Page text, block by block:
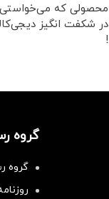
محصولی که
در شکفت انگیز
!
گروه
گروه